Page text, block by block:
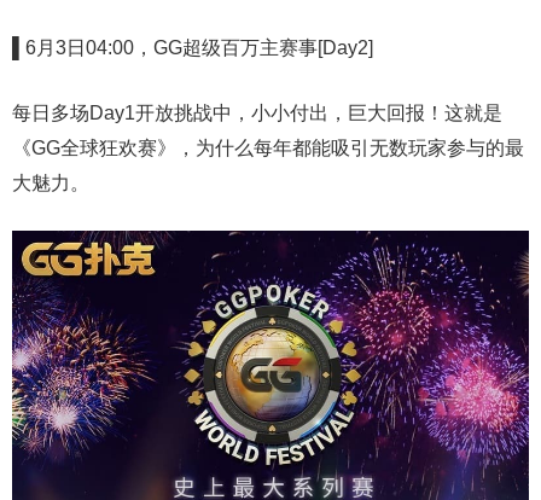
▌6月3日04:00，GG超级百万主赛事[Day2]
每日多场Day1开放挑战中，小小付出，巨大回报！这就是
《GG全球狂欢赛》，为什么每年都能吸引无数玩家参与的最
大魅力。